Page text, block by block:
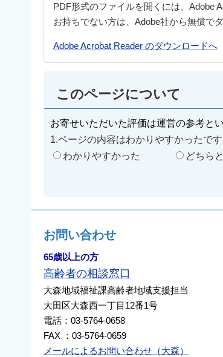
PDF形式のファイルを開くには、Adobe
お持ちでない方は、Adobe社から無償で
Adobe Acrobat Reader のダウンロードへ
このページについて
お寄せいただいた評価は運営の参考とい
1.ページの内容はわかりやすかったです
わかりやすかった
どちら
お問い合わせ
65歳以上の方
高齢者の相談窓口
大森地域福祉課高齢者地域支援担当
大田区大森西一丁目12番1号
電話：03-5764-0658
FAX ：03-5764-0659
メールによるお問い合わせ（大森）